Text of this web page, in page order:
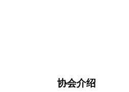
协会介绍